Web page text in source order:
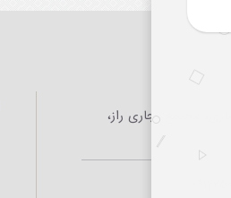
مجتمع تجاری راز،